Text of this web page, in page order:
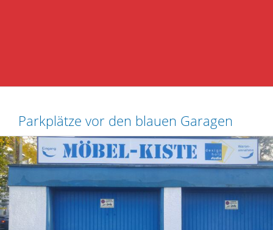
Parkplätze vor den blauen Garagen